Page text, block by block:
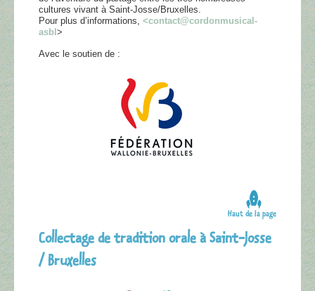
cultures vivant à Saint-Josse/Bruxelles.
Pour plus d’informations, <contact@cordonmusical-
asbl >
Avec le soutien de :
Haut de la page
Collectage de tradition orale à Saint-Josse
/ Bruxelles